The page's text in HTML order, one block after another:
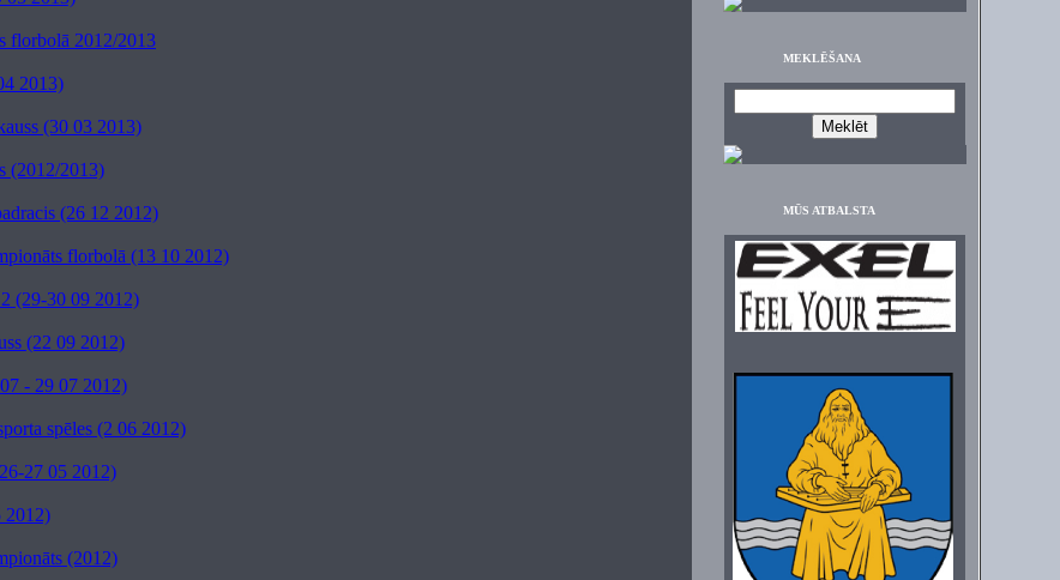
florbolā 2012/2013
2013)
(30 03 2013)
(2012/2013)
(26 12 2012)
florbolā (13 10 2012)
(29-30 09 2012)
(22 09 2012)
- 29 07 2012)
spēles (2 06 2012)
27 05 2012)
2012)
(2012)
MEKLĒŠANA
MŪS ATBALSTA